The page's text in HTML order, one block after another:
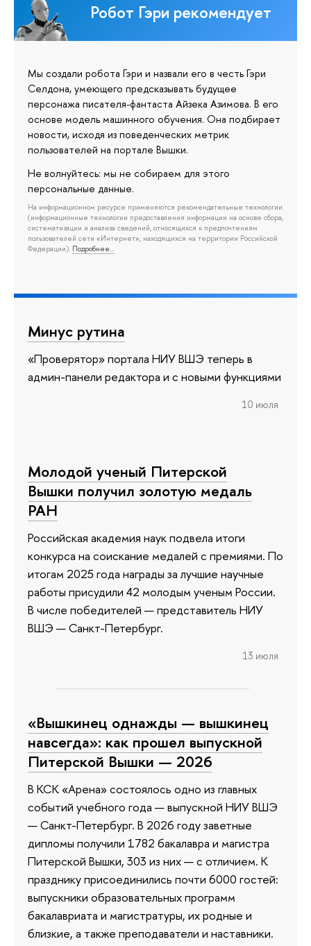
Робот Гэри рекомендует
Мы создали робота Гэри и назвали его в честь Гэри
Селдона, умеющего предсказывать будущее
персонажа писателя-фантаста Айзека Азимова. В его
основе модель машинного обучения. Она подбирает
новости, исходя из поведенческих метрик
пользователей на портале Вышки.
Не волнуйтесь: мы не собираем для этого
персональные данные.
На информационном ресурсе применяются рекомендательные технологии
(информационные технологии предоставления информации на основе сбора,
систематизации и анализа сведений, относящихся к предпочтениям
пользователей сети «Интернет», находящихся на территории Российской
Федерации). Подробнее…
Минус рутина
«Проверятор» портала НИУ ВШЭ теперь в
админ-панели редактора и с новыми функциями
10 июля
Молодой ученый Питерской
Вышки получил золотую медаль
РАН
Российская академия наук подвела итоги
конкурса на соискание медалей с премиями. По
итогам 2025 года награды за лучшие научные
работы присудили 42 молодым ученым России.
В числе победителей — представитель НИУ
ВШЭ — Санкт-Петербург.
13 июля
«Вышкинец однажды — вышкинец
навсегда»: как прошел выпускной
Питерской Вышки — 2026
В КСК «Арена» состоялось одно из главных
событий учебного года — выпускной НИУ ВШЭ
— Санкт-Петербург. В 2026 году заветные
дипломы получили 1782 бакалавра и магистра
Питерской Вышки, 303 из них — с отличием. К
празднику присоединились почти 6000 гостей:
выпускники образовательных программ
бакалавриата и магистратуры, их родные и
близкие, а также преподаватели и наставники.